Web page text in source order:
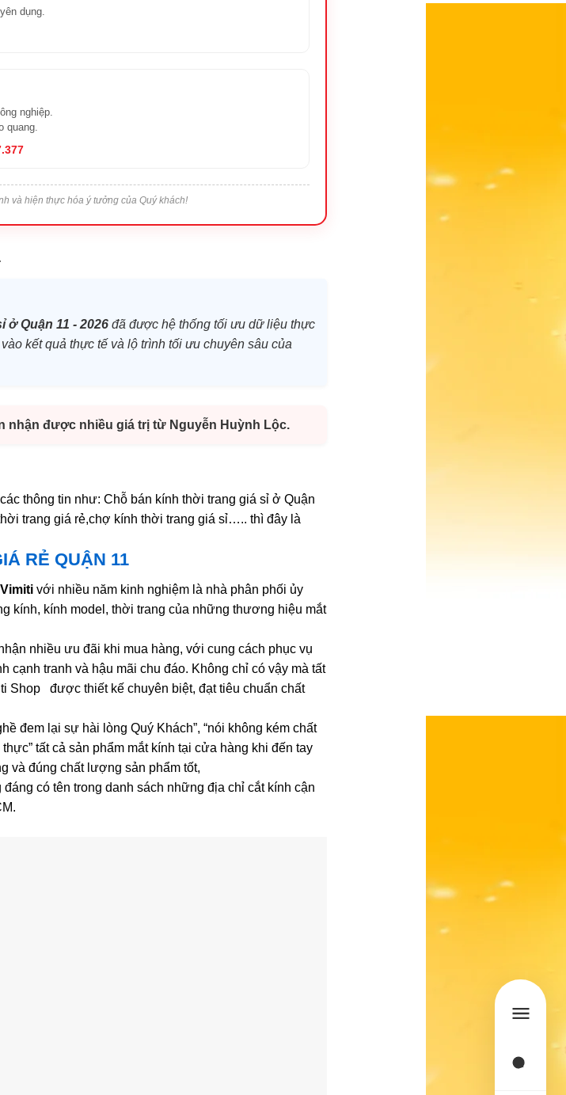
dụng.
nghiệp.
quang.
và hiện thực hóa ý tưởng của Quý khách!
ở Quận 11 - 2026 đã được hệ thống tối ưu dữ liệu thực
kết quả thực tế và lộ trình tối ưu chuyên sâu của
được nhiều giá trị từ Nguyễn Huỳnh Lộc.
thông tin như: Chỗ bán kính thời trang giá sỉ ở Quận
trang giá rẻ,chợ kính thời trang giá sỉ….. thì đây là
RẺ QUẬN 11
với nhiều năm kinh nghiệm là nhà phân phối ủy
kính, kính model, thời trang của những thương hiệu mắt
nhiều ưu đãi khi mua hàng, với cung cách phục vụ
cạnh tranh và hậu mãi chu đáo. Không chỉ có vậy mà tất
Shop được thiết kế chuyên biệt, đạt tiêu chuẩn chất
đem lại sự hài lòng Quý Khách”, “nói không kém chất
tất cả sản phẩm mắt kính tại cửa hàng khi đến tay
và đúng chất lượng sản phẩm tốt,
đáng có tên trong danh sách những địa chỉ cắt kính cận